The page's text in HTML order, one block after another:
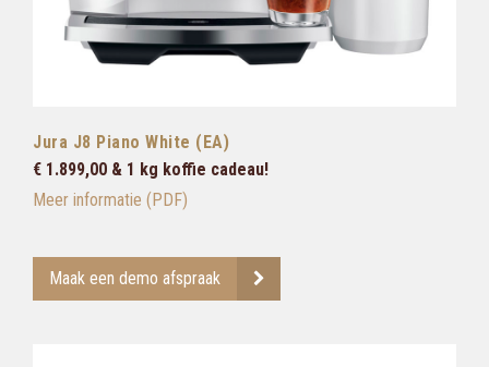
Jura J8 Piano White (EA)
€ 1.899,00 & 1 kg koffie cadeau!
Meer informatie (PDF)
Maak een demo afspraak